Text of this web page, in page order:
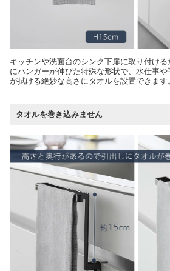
キッチンや洗面台のシンク下扉に取り付け
にハンガーが伸びた特殊な形状で、水仕事
が拭ける絶妙な高さにタオルを設置できます
タオルを巻き込みません